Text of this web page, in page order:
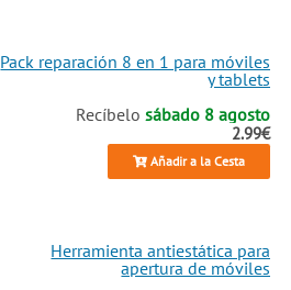
Pack reparación 8 en 1 para móviles
y tablets
Recíbelo sábado 8 agosto
2.99€
Añadir a la Cesta
Herramienta antiestática para
apertura de móviles